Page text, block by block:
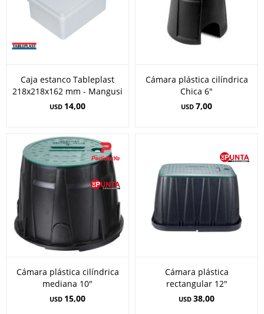
Caja estanco Tableplast
218x218x162 mm - Mangusi
USD 14,00
Cámara plástica cilíndrica
Chica 6"
USD 7,00
Cámara plástica cilíndrica
mediana 10"
USD 15,00
Cámara plástica
rectangular 12"
USD 38,00